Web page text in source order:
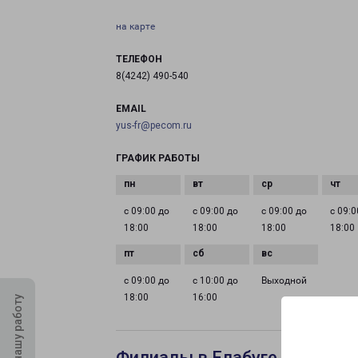
на карте
ТЕЛЕФОН
8(4242) 490-540
EMAIL
yus-fr@pecom.ru
ГРАФИК РАБОТЫ
с 09:00 до
18:00
с 09:00 до
18:00
с 09:00 до
18:00
с
18:00
с 09:00 до
18:00
с 10:00 до
16:00
Выходной